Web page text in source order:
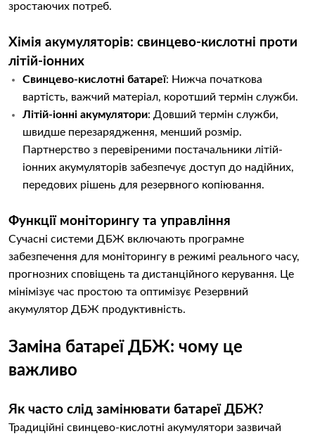
зростаючих потреб.
Хімія акумуляторів: свинцево-кислотні проти
літій-іонних
Свинцево-кислотні батареї: Нижча початкова
вартість, важчий матеріал, коротший термін служби.
Літій-іонні акумулятори: Довший термін служби,
швидше перезарядження, менший розмір.
Партнерство з перевіреними постачальники літій-
іонних акумуляторів забезпечує доступ до надійних,
передових рішень для резервного копіювання.
Функції моніторингу та управління
Сучасні системи ДБЖ включають програмне
забезпечення для моніторингу в режимі реального часу,
прогнозних сповіщень та дистанційного керування. Це
мінімізує час простою та оптимізує Резервний
акумулятор ДБЖ продуктивність.
Заміна батареї ДБЖ: чому це
важливо
Як часто слід замінювати батареї ДБЖ?
Традиційні свинцево-кислотні акумулятори зазвичай